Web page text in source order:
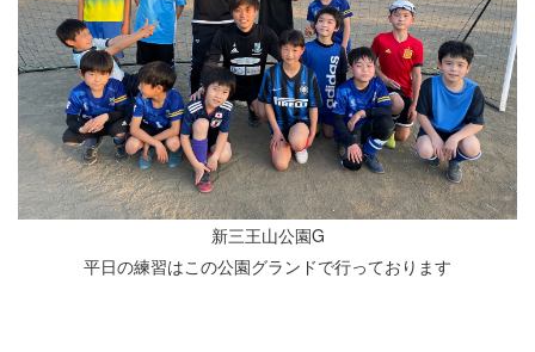
新三王山公園G
平日の練習はこの公園グランドで行っております